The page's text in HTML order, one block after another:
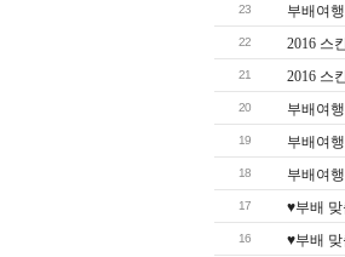
23 부배여
22 2016 스
21 2016 스
20 부배여
19 부배여
18 부배여
17 ♥부배
16 ♥부배